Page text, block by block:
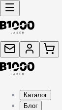
Каталог
Блог